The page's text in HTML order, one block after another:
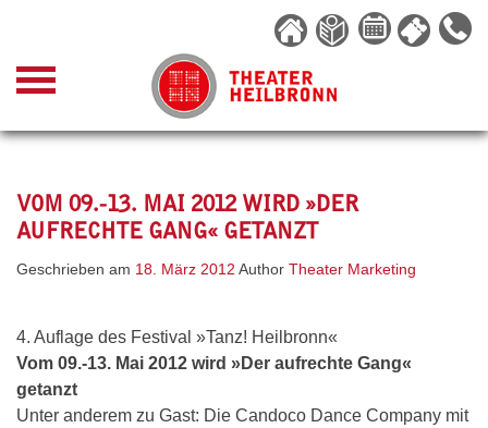
content
VOM 09.-13. MAI 2012 WIRD »DER
AUFRECHTE GANG« GETANZT
Geschrieben am 18. März 2012 Author Theater Marketing
4. Auflage des Festival »Tanz! Heilbronn«
Vom 09.-13. Mai 2012 wird »Der aufrechte Gang«
getanzt
Unter anderem zu Gast: Die Candoco Dance Company mit